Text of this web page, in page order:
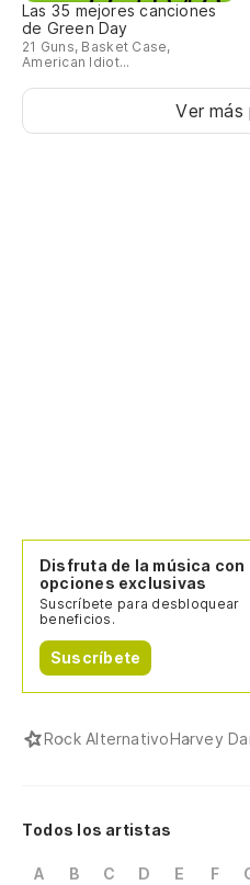
Las 35 mejores canciones
de Green Day
21 Guns, Basket Case,
American Idiot...
Ver más
Disfruta de la música con
opciones exclusivas
Suscríbete para desbloquear
beneficios.
Suscríbete
Rock AlternativoHarvey
Todos los artistas
A B C D E F